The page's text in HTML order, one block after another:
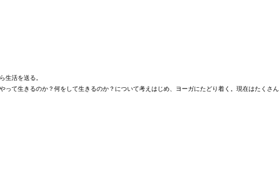
生活を送る。
て生きるのか？何をして生きるのか？について考えはじめ、ヨーガにたどり着く。現在はたくさん